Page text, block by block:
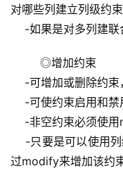
对哪些列建立列级约
-如果是对多列建联
◎增加约束
-可增加或删除约束
-可使约束启用和禁
-非空约束必须使用
-只要是可以使用列
过modify来增加该约